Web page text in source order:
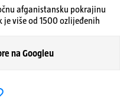
afganistansku pokrajinu
više od 1500 ozlijeđenih
na Googleu